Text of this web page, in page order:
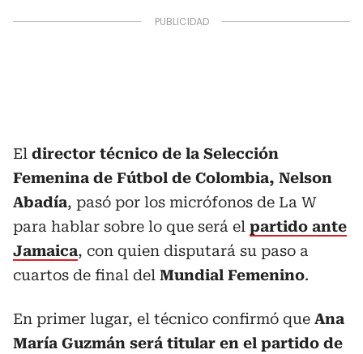
El director técnico de la Selección
Femenina de Fútbol de Colombia, Nelson
Abadía, pasó por los micrófonos de La W
para hablar sobre lo que será el partido ante
Jamaica, con quien disputará su paso a
cuartos de final del Mundial Femenino.
En primer lugar, el técnico confirmó que Ana
María Guzmán será titular en el partido de